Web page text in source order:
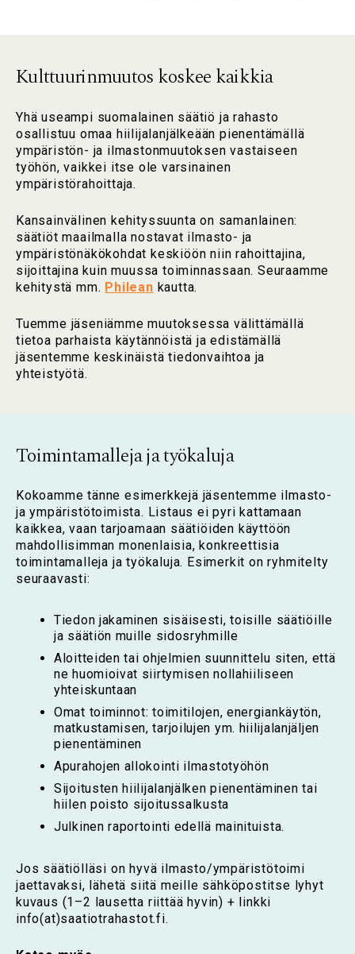
Kulttuurinmuutos koskee kaikkia
Yhä useampi suomalainen säätiö ja rahasto
osallistuu omaa hiilijalanjälkeään pienentämällä
ympäristön- ja ilmastonmuutoksen vastaiseen
työhön, vaikkei itse ole varsinainen
ympäristörahoittaja.
Kansainvälinen kehityssuunta on samanlainen:
säätiöt maailmalla nostavat ilmasto- ja
ympäristönäkökohdat keskiöön niin rahoittajina,
sijoittajina kuin muussa toiminnassaan. Seuraamme
kehitystä mm. Philean kautta.
Tuemme jäseniämme muutoksessa välittämällä
tietoa parhaista käytännöistä ja edistämällä
jäsentemme keskinäistä tiedonvaihtoa ja
yhteistyötä.
Toimintamalleja ja työkaluja
Kokoamme tänne esimerkkejä jäsentemme ilmasto-
ja ympäristötoimista. Listaus ei pyri kattamaan
kaikkea, vaan tarjoamaan säätiöiden käyttöön
mahdollisimman monenlaisia, konkreettisia
toimintamalleja ja työkaluja. Esimerkit on ryhmitelty
seuraavasti:
Tiedon jakaminen sisäisesti, toisille säätiöille
ja säätiön muille sidosryhmille
Aloitteiden tai ohjelmien suunnittelu siten, että
ne huomioivat siirtymisen nollahiiliseen
yhteiskuntaan
Omat toiminnot: toimitilojen, energiankäytön,
matkustamisen, tarjoilujen ym. hiilijalanjäljen
pienentäminen
Apurahojen allokointi ilmastotyöhön
Sijoitusten hiilijalanjälken pienentäminen tai
hiilen poisto sijoitussalkusta
Julkinen raportointi edellä mainituista.
Jos säätiölläsi on hyvä ilmasto/ympäristötoimi
jaettavaksi, lähetä siitä meille sähköpostitse lyhyt
kuvaus (1–2 lausetta riittää hyvin) + linkki
info(at)saatiotrahastot.fi.